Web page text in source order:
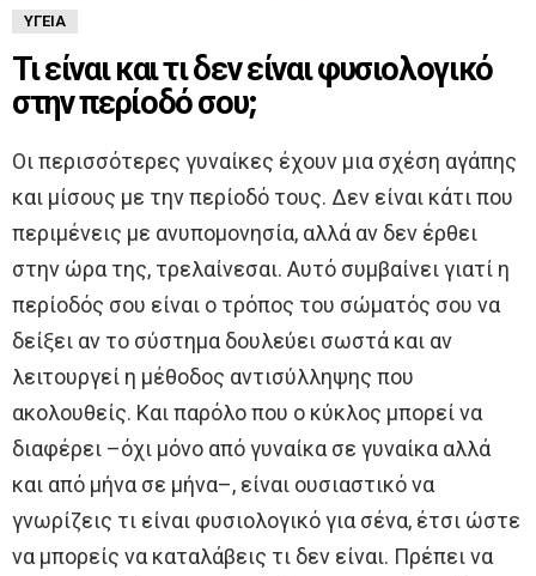
ΥΓΕΊΑ
Τι είναι και τι δεν είναι φυσιολογικό
στην περίοδό σου;
Οι περισσότερες γυναίκες έχουν μια σχέση αγάπης
και μίσους με την περίοδό τους. Δεν είναι κάτι που
περιμένεις με ανυπομονησία, αλλά αν δεν έρθει
στην ώρα της, τρελαίνεσαι. Αυτό συμβαίνει γιατί η
περίοδός σου είναι ο τρόπος του σώματός σου να
δείξει αν το σύστημα δουλεύει σωστά και αν
λειτουργεί η μέθοδος αντισύλληψης που
ακολουθείς. Και παρόλο που ο κύκλος μπορεί να
διαφέρει –όχι μόνο από γυναίκα σε γυναίκα αλλά
και από μήνα σε μήνα–, είναι ουσιαστικό να
γνωρίζεις τι είναι φυσιολογικό για σένα, έτσι ώστε
να μπορείς να καταλάβεις τι δεν είναι. Πρέπει να